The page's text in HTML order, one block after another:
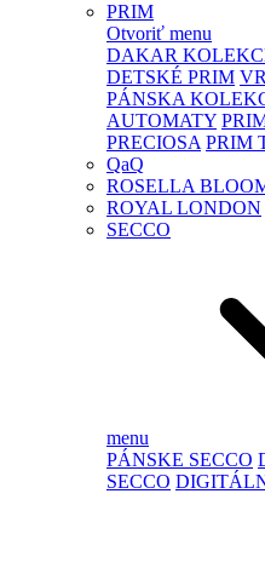
PRIM
Otvoriť menu
DAKAR
DETSKÉ PRIM
PÁNSKA
AUTOMATY
PRECIOSA PRIM
QaQ
ROSELLA
ROYAL LONDON
SECCO
menu
PÁNSKE SECCO
SECCO